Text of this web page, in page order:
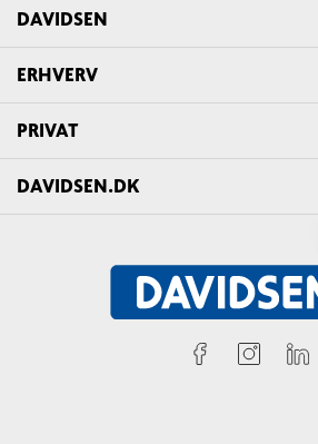
DAVIDSEN
ERHVERV
PRIVAT
DAVIDSEN.DK